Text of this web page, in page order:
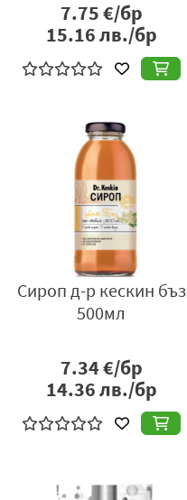
7.75€/бр
15.16лв./бр
Сироп д-р кескин бъз
500мл
7.34€/бр
14.36лв./бр